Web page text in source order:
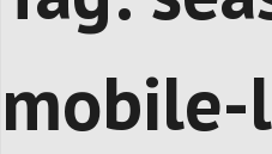
mobile-